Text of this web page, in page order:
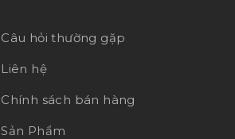
Câu hỏi thường gặp
Liên hệ
Chính sách bán hàng
Sản Phẩm